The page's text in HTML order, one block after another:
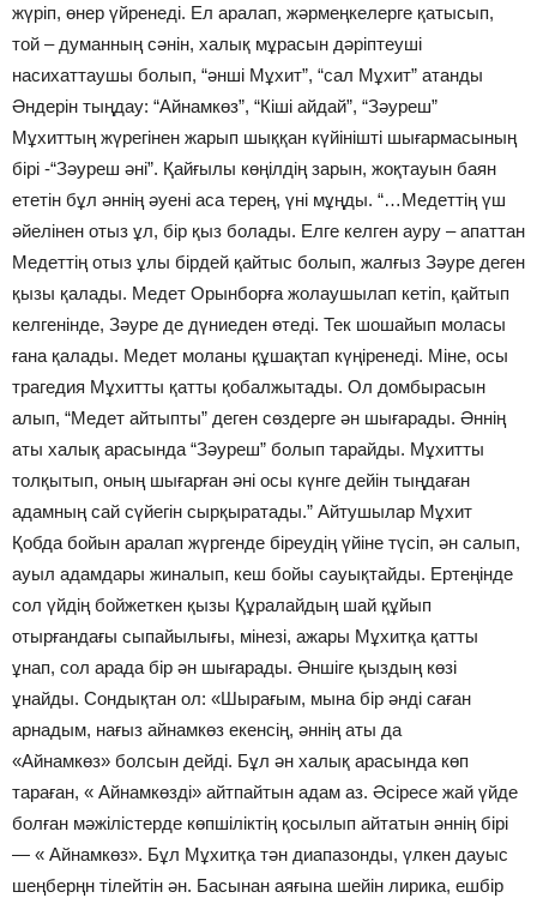
жүріп, өнер үйренеді. Ел аралап, жәрмеңкелерге қатысып,
той – думанның сәнін, халық мұрасын дәріптеуші
насихаттаушы болып, “әнші Мұхит”, “сал Мұхит” атанды
Әндерін тыңдау: “Айнамкөз”, “Кіші айдай”, “Зәуреш”
Мұхиттың жүрегінен жарып шыққан күйінішті шығармасының
бірі -“Зәуреш әні”. Қайғылы көңілдің зарын, жоқтауын баян
ететін бұл әннің әуені аса терең, үні мұңды. “…Медеттің үш
әйелінен отыз ұл, бір қыз болады. Елге келген ауру – апаттан
Медеттің отыз ұлы бірдей қайтыс болып, жалғыз Зәуре деген
қызы қалады. Медет Орынборға жолаушылап кетіп, қайтып
келгенінде, Зәуре де дүниеден өтеді. Тек шошайып моласы
ғана қалады. Медет моланы құшақтап күңіренеді. Міне, осы
трагедия Мұхитты қатты қобалжытады. Ол домбырасын
алып, “Медет айтыпты” деген сөздерге ән шығарады. Әннің
аты халық арасында “Зәуреш” болып тарайды. Мұхитты
толқытып, оның шығарған әні осы күнге дейін тыңдаған
адамның сай сүйегін сырқыратады.” Айтушылар Мұхит
Қобда бойын аралап жүргенде біреудің үйіне түсіп, ән салып,
ауыл адамдары жиналып, кеш бойы сауықтайды. Ертеңінде
сол үйдің бойжеткен қызы Құралайдың шай құйып
отырғандағы сыпайылығы, мінезі, ажары Мұхитқа қатты
ұнап, сол арада бір ән шығарады. Әншіге қыздың көзі
ұнайды. Сондықтан ол: «Шырағым, мына бір әнді саған
арнадым, нағыз айнамкөз екенсің, әннің аты да
«Айнамкөз» болсын дейді. Бұл ән халық арасында көп
тараған, « Айнамкөзді» айтпайтын адам аз. Әсіресе жай үйде
болған мәжілістерде көпшіліктің қосылып айтатын әннің бірі
— « Айнамкөз». Бұл Мұхитқа тән диапазонды, үлкен дауыс
шеңберңн тілейтін ән. Басынан аяғына шейін лирика, ешбір